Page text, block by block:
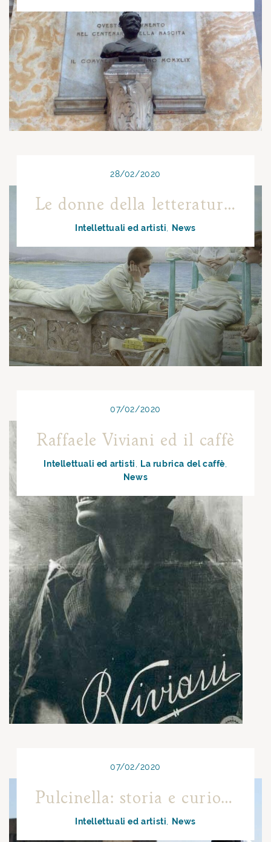
28/02/2020
Le donne della letteratura napoletana
Intellettuali ed artisti News
07/02/2020
Raffaele Viviani ed il caffè
Intellettuali ed artisti
La rubrica del caffè
News
07/02/2020
Pulcinella: storia e curiosità
Intellettuali ed artisti News